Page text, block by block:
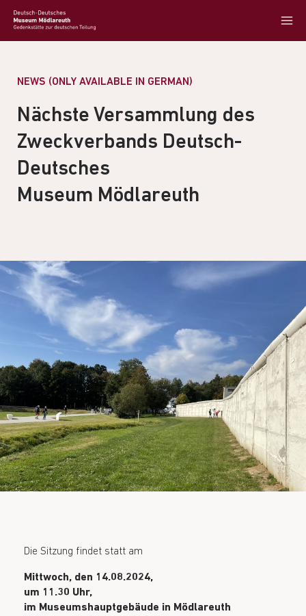
NEWS (ONLY AVAILABLE IN GERMAN)
Nächste Versammlung des
Zweckverbands Deutsch-
Deutsches
Museum Mödlareuth
Die Sitzung findet statt am
Mittwoch, den 14.08.2024,
um 11.30 Uhr,
im Museumshauptgebäude in Mödlareuth